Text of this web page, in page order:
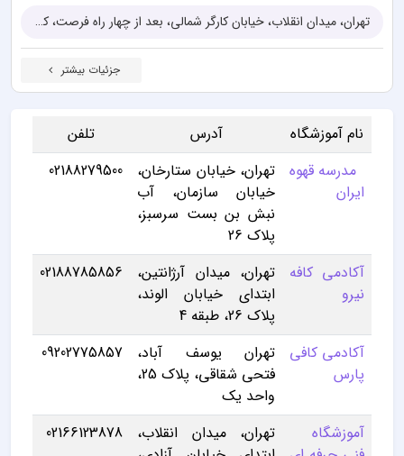
تهران، میدان انقلاب، خیابان کارگر شمالی، بعد از چهار راه فرصت، کوچه مستعلی پلاک 2
جزئیات بیشتر
نام آموزشگاه آدرس
تلفن
مدرسه قهوه
ایران
تهران، خیابان ستارخان،
خیابان سازمان، آب
نبش بن بست سرسبز،
پلاک 26
02188279500
آکادمی کافه
نیرو
تهران، میدان آرژانتین،
ابتدای خیابان الوند،
پلاک 26، طبقه 4
02188785856
آکادمی کافی
پارس
تهران یوسف آباد،
فتحی شقاقی، پلاک 25،
واحد یک
09202775857
آموزشگاه
تهران، میدان انقلاب،
02166123878